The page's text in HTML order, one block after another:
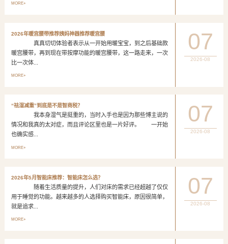
MORE+
2026年暖宫腰带推荐姨妈神器推荐暖宫腰
真真切切体验者表示从一开始用暖宝宝，到之后基础款
暖宫腰带，再到现在带按摩功能的暖宫腰带，这一路走来，一次
比一次体...
MORE+
07
2026-08
“祛湿减重”到底是不是智商税？
我本身湿气是挺重的，当时入手也是因为那些博主说的
情况和我真的太对症，而且评论区里也是一片好评。 一开始
也确实感...
MORE+
07
2026-08
2026年5月智能床推荐：智能床怎么选？
随着生活质量的提升，人们对床的需求已经超越了仅仅
用于睡觉的功能。越来越多的人选择购买智能床，原因很简单，
就是追求...
MORE+
07
2026-08